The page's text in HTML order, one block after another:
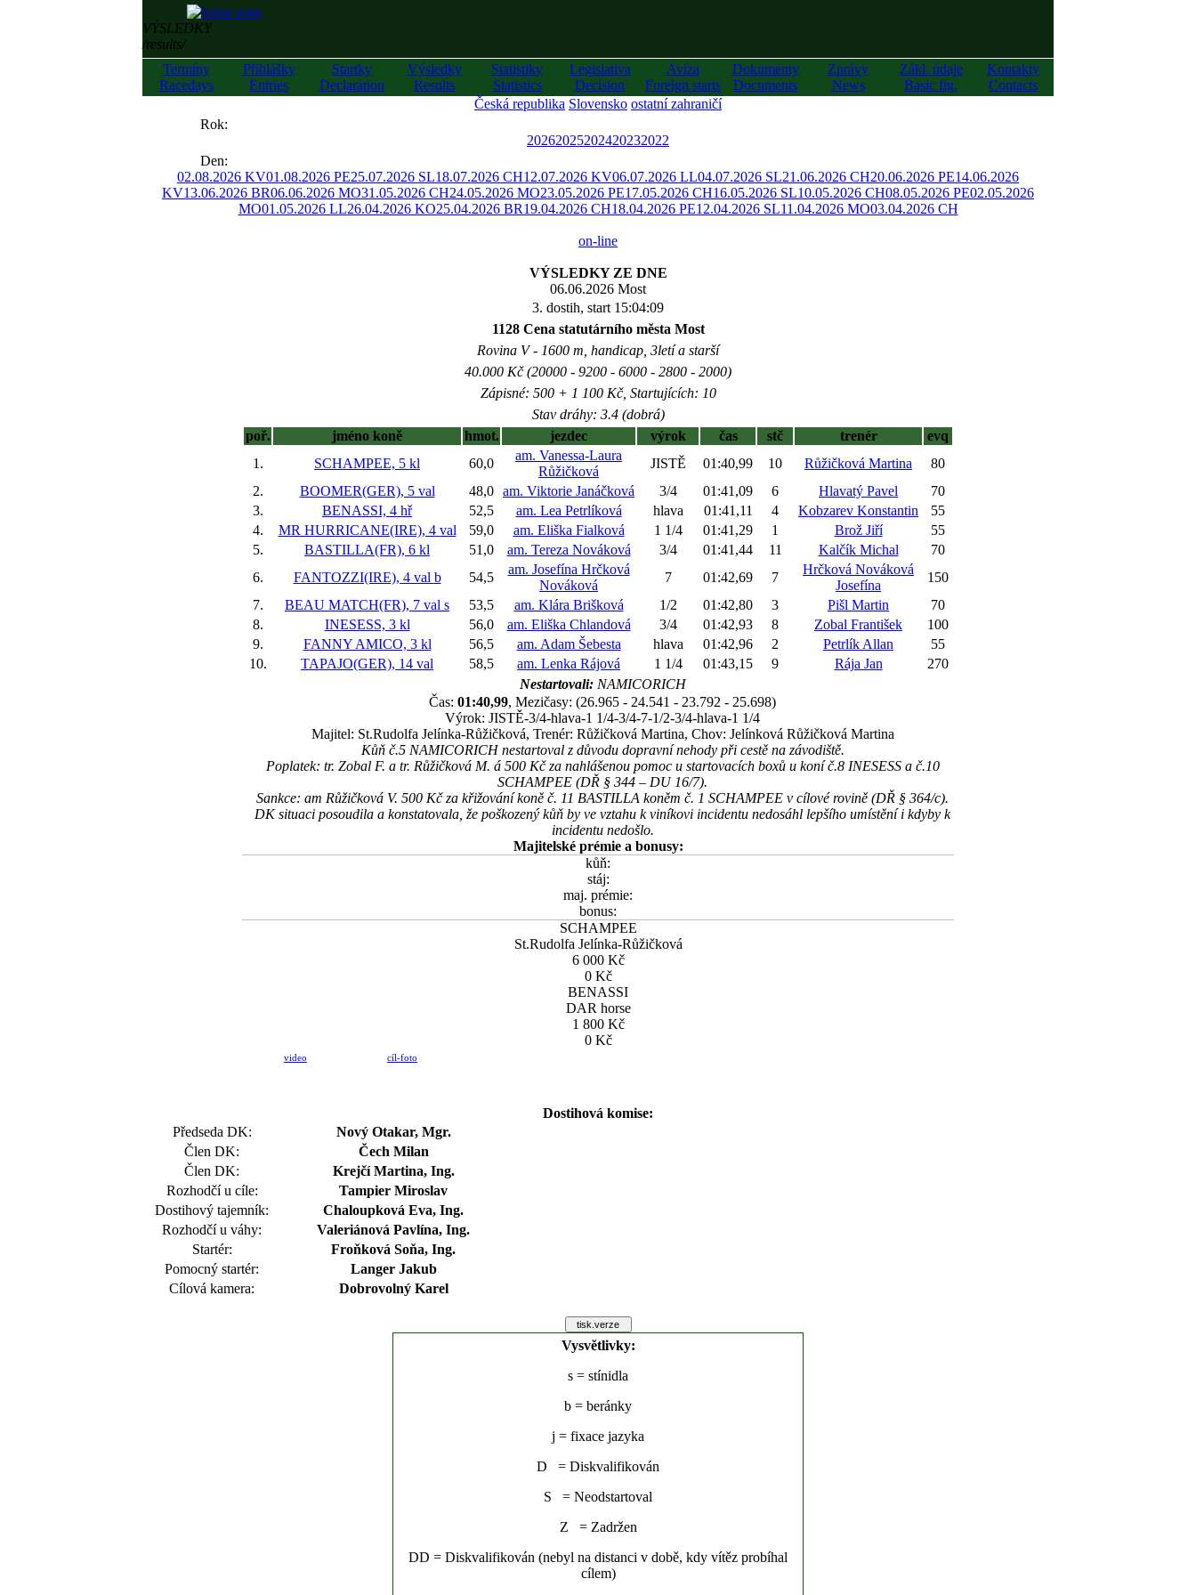
VÝSLEDKY
/results/
Termíny
Racedays
Přihlášky
Entries
Startky
Declaration
Výsledky
Results
Statistiky
Statistics
Legislativa
Decision
Avíza
Foreign starts
Dokumenty
Documents
Zprávy
News
Zákl. údaje
Basic fig.
Kontakty
Contacts
Česká republika Slovensko ostatní zahraničí
Rok:
20262025202420232022
Den:
02.08.2026 KV01.08.2026 PE25.07.2026 SL18.07.2026 CH12.07.2026 KV06.07.2026 LL04.07.2026 SL21.06.2026 CH20.06.2026 PE14.06.2026
KV13.06.2026 BR06.06.2026 MO31.05.2026 CH24.05.2026 MO23.05.2026 PE17.05.2026 CH16.05.2026 SL10.05.2026 CH08.05.2026 PE02.05.2026
MO01.05.2026 LL26.04.2026 KO25.04.2026 BR19.04.2026 CH18.04.2026 PE12.04.2026 SL11.04.2026 MO03.04.2026 CH
on-line
VÝSLEDKY ZE DNE
06.06.2026 Most
3. dostih, start 15:04:09
1128 Cena statutárního města Most
Rovina V - 1600 m, handicap, 3letí a starší
40.000 Kč (20000 - 9200 - 6000 - 2800 - 2000)
Zápisné: 500 + 1 100 Kč, Startujících: 10
Stav dráhy: 3.4 (dobrá)
poř.
jméno koně hmot. jezdec výrok čas stč trenér
evq
1.
SCHAMPEE, 5 kl 60,0
am. Vanessa-Laura
Růžičková
JISTĚ 01:40,99 10 Růžičková Martina
80
2.
BOOMER(GER), 5 val 48,0 am. Viktorie Janáčková 3/4 01:41,09 6 Hlavatý Pavel
70
3.
BENASSI, 4 hř 52,5 am. Lea Petrlíková hlava 01:41,11 4 Kobzarev Konstantin
55
4.
MR HURRICANE(IRE), 4 val 59,0 am. Eliška Fialková 1 1/4 01:41,29 1 Brož Jiří
55
5.
BASTILLA(FR), 6 kl 51,0 am. Tereza Nováková 3/4 01:41,44 11 Kalčík Michal
70
6.
FANTOZZI(IRE), 4 val b 54,5
am. Josefína Hrčková
Nováková
7 01:42,69 7
Hrčková Nováková
Josefína
150
7.
BEAU MATCH(FR), 7 val s 53,5 am. Klára Brišková 1/2 01:42,80 3 Pišl Martin
70
8.
INESESS, 3 kl 56,0 am. Eliška Chlandová 3/4 01:42,93 8 Zobal František
100
9.
FANNY AMICO, 3 kl 56,5 am. Adam Šebesta hlava 01:42,96 2 Petrlík Allan
55
10.
TAPAJO(GER), 14 val 58,5 am. Lenka Rájová 1 1/4 01:43,15 9 Rája Jan
270
Nestartovali:NAMICORICH
Čas: 01:40,99, Mezičasy: (26.965 - 24.541 - 23.792 - 25.698)
Výrok: JISTĚ-3/4-hlava-1 1/4-3/4-7-1/2-3/4-hlava-1 1/4
Majitel: St.Rudolfa Jelínka-Růžičková, Trenér: Růžičková Martina, Chov: Jelínková Růžičková Martina
Kůň č.5 NAMICORICH nestartoval z důvodu dopravní nehody při cestě na závodiště.
Poplatek: tr. Zobal F. a tr. Růžičková M. á 500 Kč za nahlášenou pomoc u startovacích boxů u koní č.8 INESESS a č.10
SCHAMPEE (DŘ § 344 – DU 16/7).
Sankce: am Růžičková V. 500 Kč za křižování koně č. 11 BASTILLA koněm č. 1 SCHAMPEE v cílové rovině (DŘ § 364/c).
DK situaci posoudila a konstatovala, že poškozený kůň by ve vztahu k viníkovi incidentu nedosáhl lepšího umístění i kdyby k
incidentu nedošlo.
Majitelské prémie a bonusy:
kůň:
stáj:
maj. prémie:
bonus:
SCHAMPEE
St.Rudolfa Jelínka-Růžičková
6 000 Kč
0 Kč
BENASSI
DAR horse
1 800 Kč
0 Kč
video cíl-foto
Dostihová komise:
Předseda DK:
Nový Otakar, Mgr.
Člen DK:
Čech Milan
Člen DK:
Krejčí Martina, Ing.
Rozhodčí u cíle:
Tampier Miroslav
Dostihový tajemník:
Chaloupková Eva, Ing.
Rozhodčí u váhy:
Valeriánová Pavlína, Ing.
Startér:
Froňková Soňa, Ing.
Pomocný startér:
Langer Jakub
Cílová kamera:
Dobrovolný Karel
Vysvětlivky:
s = stínidla
b = beránky
j = fixace jazyka
D = Diskvalifikován
S = Neodstartoval
Z = Zadržen
DD = Diskvalifikován (nebyl na distanci v době, kdy vítěz probíhal
cílem)